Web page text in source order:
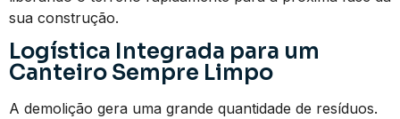
sua construção.
Logística Integrada para um
Canteiro Sempre Limpo
A demolição gera uma grande quantidade de resíduos.